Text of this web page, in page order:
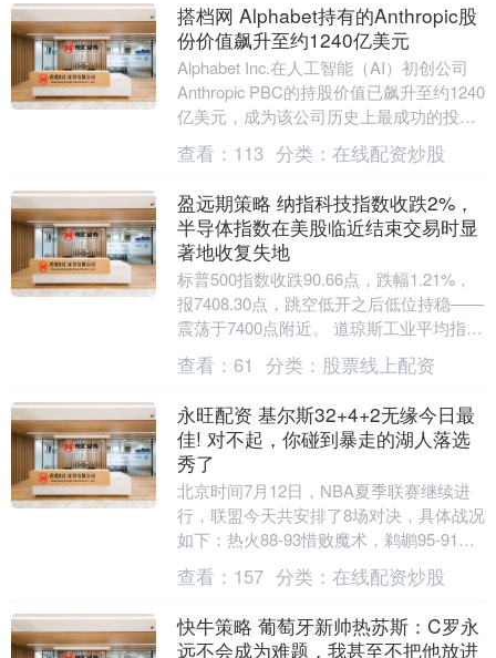
搭档网 Alphabet持有的Anthropic股
份价值飙升至约1240亿美元
Alphabet Inc.在人工智能（AI）初创公司
Anthropic PBC的持股价值已飙升至约1240
亿美元，成为该公司历史上最成功的投资
之一。这家谷歌母公....
查看： 113 分类： 在线配资炒股
盈远期策略 纳指科技指数收跌2%，
半导体指数在美股临近结束交易时显
著地收复失地
标普500指数收跌90.66点，跌幅1.21%，
报7408.30点，跳空低开之后低位持稳——
震荡于7400点附近。 道琼斯工业平均指数
收跌506.93点，跌幅0....
查看： 61 分类： 股票线上配资
永旺配资 基尔斯32+4+2无缘今日最
佳! 对不起，你碰到暴走的湖人落选
秀了
北京时间7月12日，NBA夏季联赛继续进
行，联盟今天共安排了8场对决，具体战况
如下：热火88-93惜败魔术，鹈鹕95-91险
胜黄蜂，步行者93-100不敌76人....
查看： 157 分类： 在线配资炒股
快牛策略 葡萄牙新帅热苏斯：C罗永
远不会成为难题，我甚至不把他放进